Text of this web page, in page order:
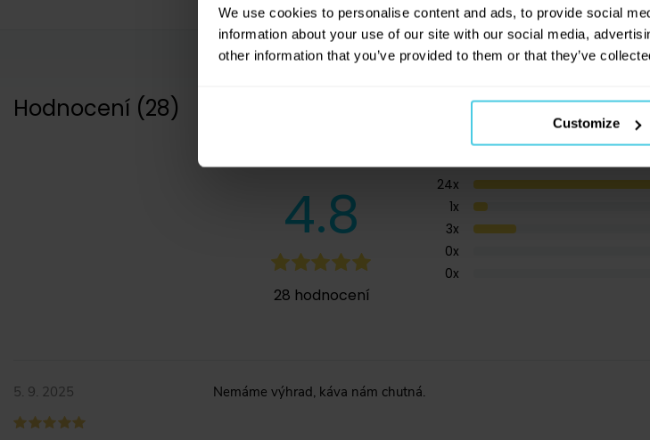
We use cookies to personalise content and ads, to provide social
information about your use of our site with our social media,
other information that you’ve provided to them or that they’ve
Customize
Hodnocení (28)
4.8
28 hodnocení
24x
1x
3x
0x
0x
5. 9. 2025 Nemáme výhrad, káva nám chutná.
novinkách na
obchodních
údajů.